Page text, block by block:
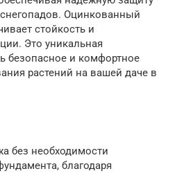
Оцинкованный
стойкость и
Это уникальная
безопасное и комфортное
растений на вашей даче в
без необходимости
благодаря